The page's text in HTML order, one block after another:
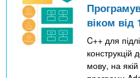
віком від
C++ для
мову, на якій